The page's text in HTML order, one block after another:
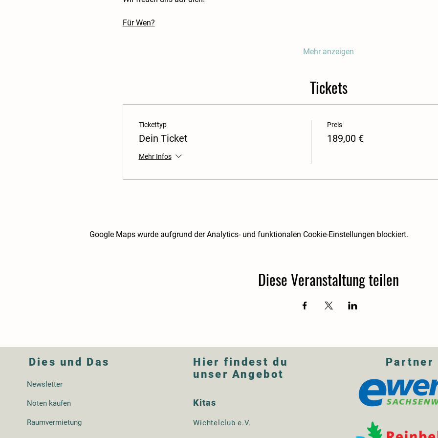
Für Wen?
Mehr anzeigen
Tickets
Tickettyp
Dein Ticket
Mehr Infos
Preis
189,00 €
Google Maps wurde aufgrund der Analytics- und funktionalen Cookie-Einstellungen blockiert.
Diese Veranstaltung teilen
Dies und Das
Newsletter
Noten kaufen
Raumvermietung
Hier findest du
unser Angebot
Kitas
Wichtelclub e.V.
Partner